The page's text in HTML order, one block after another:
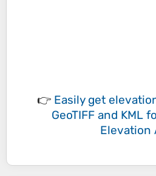
👉 Easily get
GeoTIFF and KML
Elevation